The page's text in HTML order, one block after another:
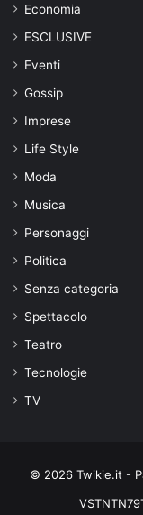
Economia
ESCLUSIVE
Eventi
Gossip
Imprese
Life Style
Moda
Musica
Personaggi
Politica
Senza categoria
Spettacolo
Teatro
Tecnologie
TV
© 2026 Twikie.it -